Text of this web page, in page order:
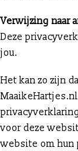
Verwijzing naar
Deze
jou.
Het kan zo zijn
voor deze
website om hun